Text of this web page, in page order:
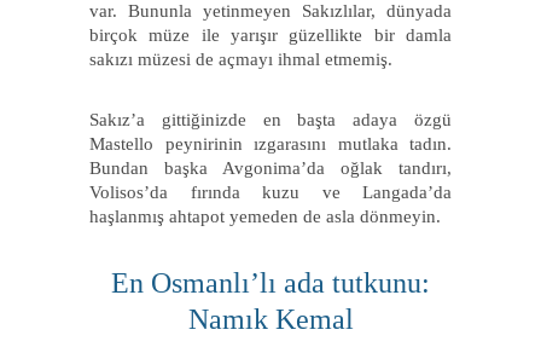
var. Bununla yetinmeyen Sakızlılar, dünyada
birçok müze ile yarışır güzellikte bir damla
sakızı müzesi de açmayı ihmal etmemiş.
Sakız’a gittiğinizde en başta adaya özgü
Mastello peynirinin ızgarasını mutlaka tadın.
Bundan başka Avgonima’da oğlak tandırı,
Volisos’da fırında kuzu ve Langada’da
haşlanmış ahtapot yemeden de asla dönmeyin.
En Osmanlı’lı ada tutkunu:
Namık Kemal